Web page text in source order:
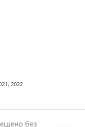
2022
без